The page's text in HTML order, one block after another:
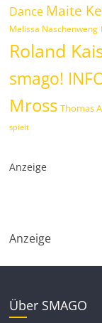
Dance Maite
Melissa Naschenweng
Roland
smago!
Mross Thomas
spielt
Anzeige
Anzeige
Über SMAGO